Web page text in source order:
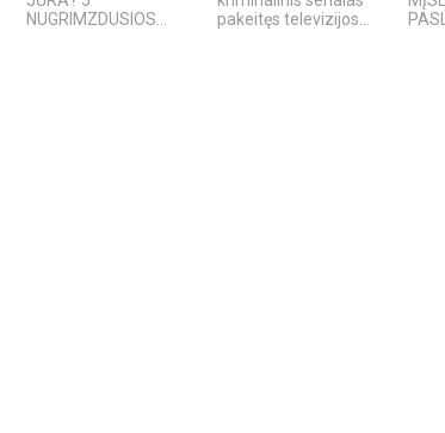
NUGRIMZDUSIOS...
pakeitęs televizijos...